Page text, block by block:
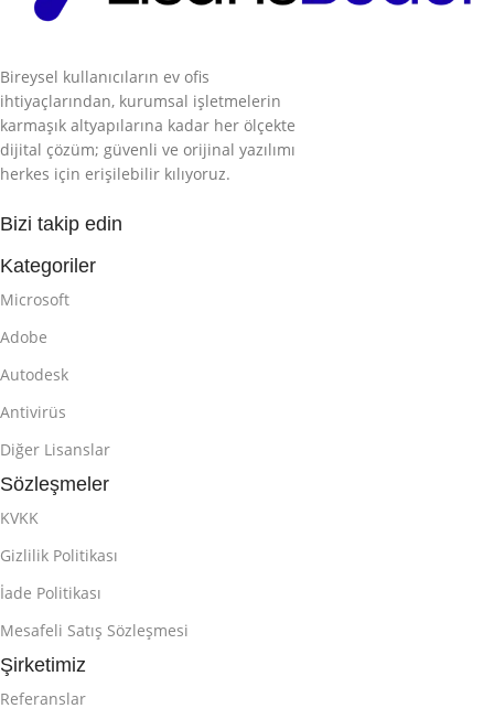
Bireysel kullanıcıların ev ofis
ihtiyaçlarından, kurumsal işletmelerin
karmaşık altyapılarına kadar her ölçekte
dijital çözüm; güvenli ve orijinal yazılımı
herkes için erişilebilir kılıyoruz.
Bizi takip edin
Kategoriler
Microsoft
Adobe
Autodesk
Antivirüs
Diğer Lisanslar
Sözleşmeler
KVKK
Gizlilik Politikası
İade Politikası
Mesafeli Satış Sözleşmesi
Şirketimiz
Referanslar